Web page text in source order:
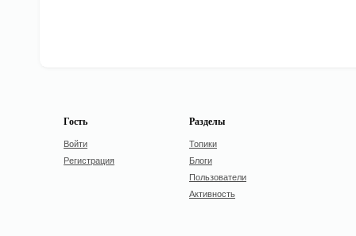
Гость
Войти
Регистрация
Разделы
Топики
Блоги
Пользователи
Активность